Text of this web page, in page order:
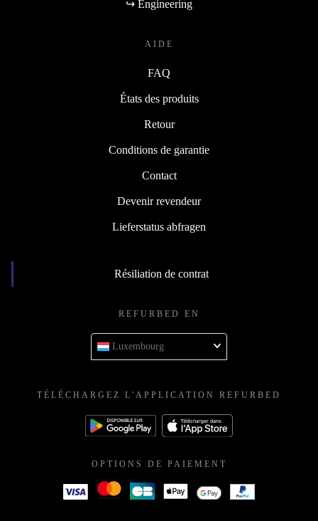
↪ Engineering
AIDE
FAQ
États des produits
Retour
Conditions de garantie
Contact
Devenir revendeur
Lieferstatus abfragen
Résiliation de contrat
REFURBED EN
Luxembourg
TÉLÉCHARGEZ L'APPLICATION REFURBED
OPTIONS DE PAIEMENT